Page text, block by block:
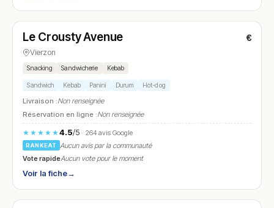
N° 24
Le Crousty Avenue €
Vierzon
Snacking Sandwicherie Kebab
Sandwich Kebab Panini Durum Hot-dog
Livraison :Non renseignée
Réservation en ligne :Non renseignée
★★★★★4.5/5· 264 avis Google
RANKEAT
Aucun avis par la communauté
Vote rapideAucun vote pour le moment
Voir la fiche→